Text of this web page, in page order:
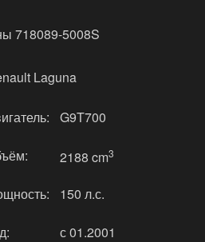
718089-5008S
Laguna
G9T700
2188 cm3
150 л.с.
с 01.2001